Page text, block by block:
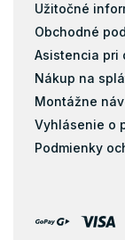
Užitočné
Obchodné
Asistencia pri
Nákup na
Montážne
Vyhlásenie o
Podmienky